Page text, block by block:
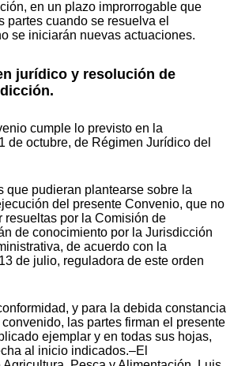
en un plazo improrrogable que
partes cuando se resuelva el
se iniciarán nuevas actuaciones.
jurídico y resolución de
cumple lo previsto en la
de octubre, de Régimen Jurídico del
que pudieran plantearse sobre la
del presente Convenio, que no
resueltas por la Comisión de
de conocimiento por la Jurisdicción
de acuerdo con la
de julio, reguladora de este orden
y para la debida constancia
las partes firman el presente
ejemplar y en todas sus hojas,
al inicio indicados.–El